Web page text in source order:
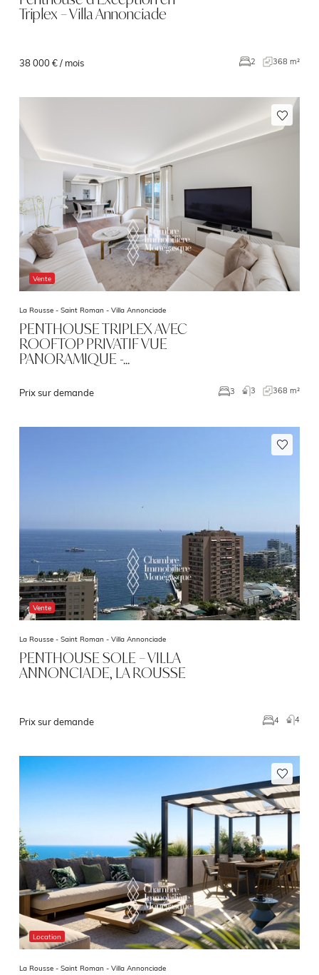
Triplex – Villa Annonciade
38 000 € / mois 2 368 m²
Vente
La Rousse - Saint Roman - Villa Annonciade
PENTHOUSE TRIPLEX AVEC
ROOFTOP PRIVATIF VUE
PANORAMIQUE -…
Prix sur demande 3 3 368 m²
Vente
La Rousse - Saint Roman - Villa Annonciade
PENTHOUSE SOLE – VILLA
ANNONCIADE, LA ROUSSE
Prix sur demande 4 4
Location
La Rousse - Saint Roman - Villa Annonciade